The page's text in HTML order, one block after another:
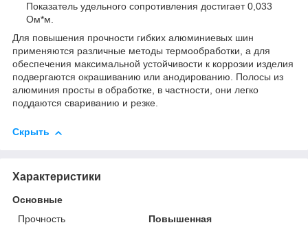
Показатель удельного сопротивления достигает 0,033
Ом*м.
Для повышения прочности гибких алюминиевых шин
применяются различные методы термообработки, а для
обеспечения максимальной устойчивости к коррозии изделия
подвергаются окрашиванию или анодированию. Полосы из
алюминия просты в обработке, в частности, они легко
поддаются свариванию и резке.
Скрыть
Характеристики
Основные
Прочность
Повышенная